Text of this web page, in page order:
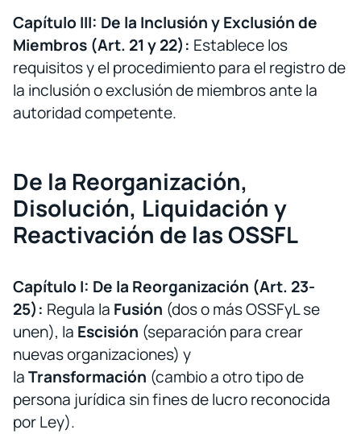
Capítulo III: De la Inclusión y Exclusión de
Miembros (Art. 21 y 22): Establece los
requisitos y el procedimiento para el registro de
la inclusión o exclusión de miembros ante la
autoridad competente.
De la Reorganización,
Disolución, Liquidación y
Reactivación de las OSSFL
Capítulo I: De la Reorganización (Art. 23-
25): Regula la Fusión (dos o más OSSFyL se
unen), la Escisión (separación para crear
nuevas organizaciones) y
laTransformación (cambio a otro tipo de
persona jurídica sin fines de lucro reconocida
por Ley).